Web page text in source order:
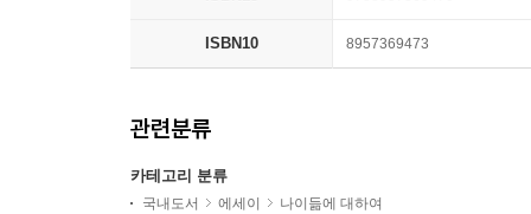
ISBN10 8957369473
관련분류
카테고리 분류
국내도서 에세이
나이듦에 대하여